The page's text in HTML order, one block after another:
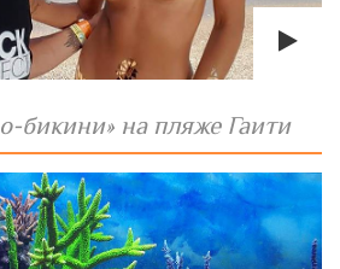
бикини» на пляже Гаити